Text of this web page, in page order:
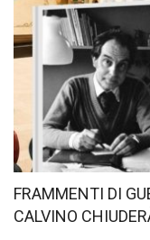
FRAMMENTI DI
CALVINO